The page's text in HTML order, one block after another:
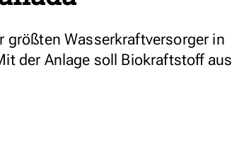
größten Wasserkraftversorger in
der Anlage soll Biokraftstoff aus